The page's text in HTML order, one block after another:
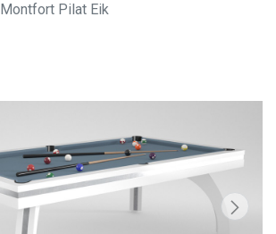
Montfort Pilat Eik